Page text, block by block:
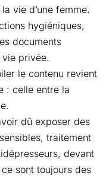
vie d’une femme.
hygiéniques,
documents
privée.
le contenu revient
: celle entre la
dû exposer des
traitement
devant
sont toujours des